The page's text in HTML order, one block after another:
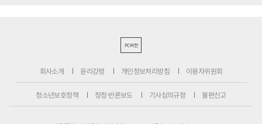
PC버전
회사소개 윤리강령 개인정보처리방침 이용자위원회
청소년보호정책 정정·반론보도 기사심의규정 불편신고